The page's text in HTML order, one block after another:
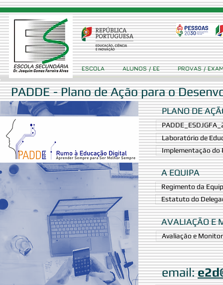
PADDE - Plano de Ação para o
PLANO DE
Laboratório de
Implementação do
A EQUIPA
Regimento da
Estatuto do
AVALIAÇÃO E
Avaliação e
email:
ESCOLA ALUNOS / EE PROVAS /